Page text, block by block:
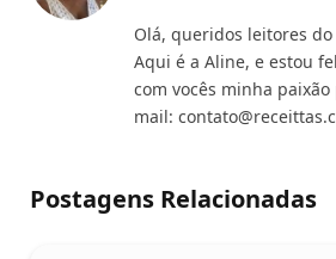
Olá, queridos leitores do
Aqui é a Aline, e estou
com vocês minha
mail:
Postagens Relacionadas